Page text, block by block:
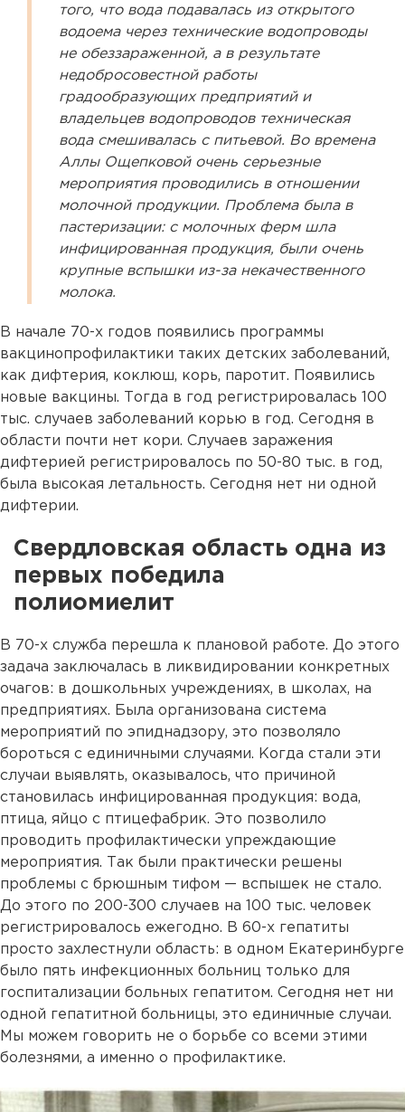
того, что вода подавалась из открытого
водоема через технические водопроводы
не обеззараженной, а в результате
недобросовестной работы
градообразующих предприятий и
владельцев водопроводов техническая
вода смешивалась с питьевой. Во времена
Аллы Ощепковой очень серьезные
мероприятия проводились в отношении
молочной продукции. Проблема была в
пастеризации: с молочных ферм шла
инфицированная продукция, были очень
крупные вспышки из-за некачественного
молока.
В начале 70-х годов появились программы
вакцинопрофилактики таких детских заболеваний,
как дифтерия, коклюш, корь, паротит. Появились
новые вакцины. Тогда в год регистрировалась 100
тыс. случаев заболеваний корью в год. Сегодня в
области почти нет кори. Случаев заражения
дифтерией регистрировалось по 50-80 тыс. в год,
была высокая летальность. Сегодня нет ни одной
дифтерии.
Свердловская область одна из
первых победила
полиомиелит
В 70-х служба перешла к плановой работе. До этого
задача заключалась в ликвидировании конкретных
очагов: в дошкольных учреждениях, в школах, на
предприятиях. Была организована система
мероприятий по эпиднадзору, это позволяло
бороться с единичными случаями. Когда стали эти
случаи выявлять, оказывалось, что причиной
становилась инфицированная продукция: вода,
птица, яйцо с птицефабрик. Это позволило
проводить профилактически упреждающие
мероприятия. Так были практически решены
проблемы с брюшным тифом — вспышек не стало.
До этого по 200-300 случаев на 100 тыс. человек
регистрировалось ежегодно. В 60-х гепатиты
просто захлестнули область: в одном Екатеринбурге
было пять инфекционных больниц только для
госпитализации больных гепатитом. Сегодня нет ни
одной гепатитной больницы, это единичные случаи.
Мы можем говорить не о борьбе со всеми этими
болезнями, а именно о профилактике.